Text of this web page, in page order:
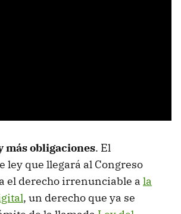
más obligaciones. El
ley que llegará al Congreso
el derecho irrenunciable a la
, un derecho que ya se